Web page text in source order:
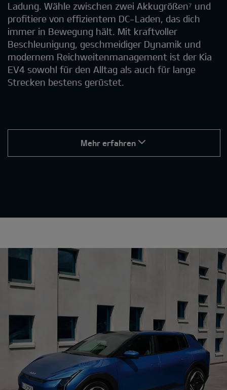
Ladung. Wähle zwischen zwei Akkugrößen⁷ und
profitiere von effizientem DC-Laden, das dich
immer in Bewegung hält. Mit kraftvoller
Beschleunigung, geschmeidiger Dynamik und
modernem Reichweitenmanagement ist der Kia
EV4 sowohl für den Alltag als auch für lange
Strecken bestens gerüstet.
Mehr erfahren